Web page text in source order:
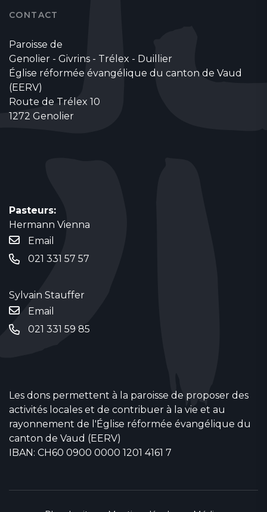
CONTACT
Paroisse de
Genolier - Givrins - Trélex - Duillier
Église réformée évangélique du canton de Vaud
(EERV)
Route de Trélex 10
1272 Genolier
Pasteurs:
Hermann Vienna
Email
021 331 57 57
Sylvain Stauffer
Email
021 331 59 85
Les dons permettent à la paroisse de proposer des
activités locales et de contribuer à la vie et au
rayonnement de l'Église réformée évangélique du
canton de Vaud (EERV)
IBAN: CH60 0900 0000 1201 4161 7